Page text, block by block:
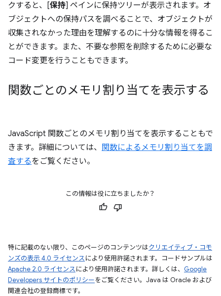
クすると、[保持] ペインに保持ツリーが表示されます。オ
ブジェクトへの保持パスを調べることで、オブジェクトが
収集されなかった理由を理解するのに十分な情報を得るこ
とができます。また、不要な参照を削除するために必要な
コード変更を行うこともできます。
関数ごとのメモリ割り当てを表示する
JavaScript 関数ごとのメモリ割り当てを表示することもで
きます。詳細については、 関数によるメモリ割り当てを調
査するをご覧ください。
この情報は役に立ちましたか？
特に記載のない限り、このページのコンテンツはクリエイティブ・コモ
ンズの表示 4.0 ライセンスにより使用許諾されます。コードサンプルは
Apache 2.0 ライセンスにより使用許諾されます。詳しくは、 Google
Developers サイトのポリシーをご覧ください。Java は Oracle および
関連会社の登録商標です。